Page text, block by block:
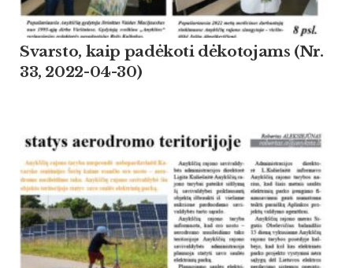
Svarsto, kaip padėkoti dėkotojams (Nr.
33, 2022-04-30)